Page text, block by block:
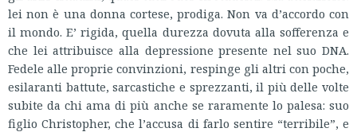
lei non è una donna cortese, prodiga. Non va d’accordo con
il mondo. E’ rigida, quella durezza dovuta alla sofferenza e
che lei attribuisce alla depressione presente nel suo DNA.
Fedele alle proprie convinzioni, respinge gli altri con poche,
esilaranti battute, sarcastiche e sprezzanti, il più delle volte
subite da chi ama di più anche se raramente lo palesa: suo
figlio Christopher, che l’accusa di farlo sentire “terribile”, e